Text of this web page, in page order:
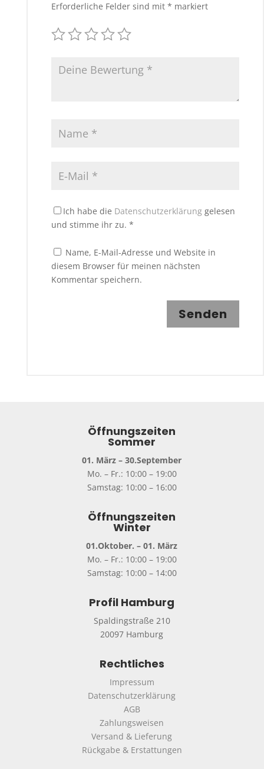
Erforderliche Felder sind mit * markiert
Ich habe die Datenschutzerklärunggelesen
und stimme ihr zu. *
Name, E-Mail-Adresse und Website in
diesem Browser für meinen nächsten
Kommentar speichern.
Senden
Öffnungszeiten
Sommer
01. März – 30.September
Mo. – Fr.: 10:00 – 19:00
Samstag: 10:00 – 16:00
Öffnungszeiten
Winter
01.Oktober. – 01. März
Mo. – Fr.: 10:00 – 19:00
Samstag: 10:00 – 14:00
Profil Hamburg
Spaldingstraße 210
20097 Hamburg
Rechtliches
Impressum
Datenschutzerklärung
AGB
Zahlungsweisen
Versand & Lieferung
Rückgabe & Erstattungen